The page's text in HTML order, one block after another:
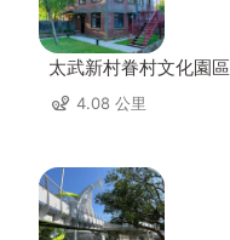
太武新村眷村文化園區
4.08 公里